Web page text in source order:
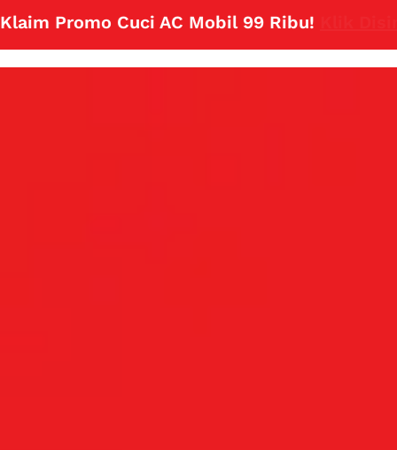
Cuci AC Mobil 99 Ribu!Klik Disini